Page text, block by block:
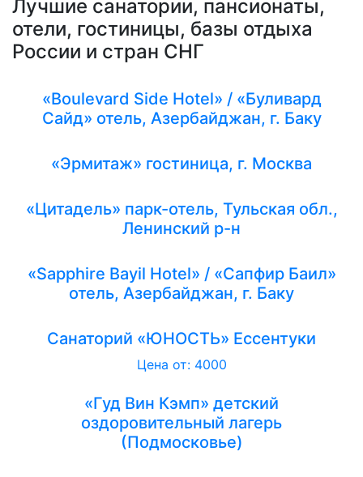
Лучшие санатории, пансионаты,
отели, гостиницы, базы отдыха
России и стран СНГ
«Boulevard Side Hotel» / «Буливард
Сайд» отель, Азербайджан, г. Баку
«Эрмитаж» гостиница, г. Москва
«Цитадель» парк-отель, Тульская обл.,
Ленинский р-н
«Sapphire Bayil Hotel» / «Сапфир Баил»
отель, Азербайджан, г. Баку
Санаторий «ЮНОСТЬ» Ессентуки
Цена от: 4000
«Гуд Вин Кэмп» детский
оздоровительный лагерь
(Подмосковье)